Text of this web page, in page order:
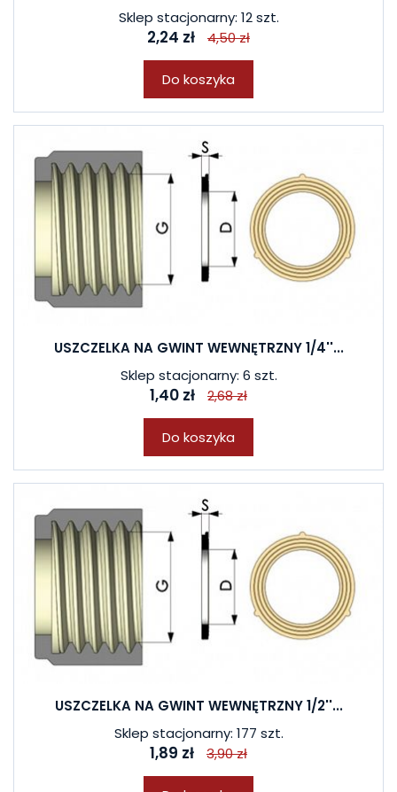
Sklep stacjonarny: 12 szt.
2,24 zł 4,50 zł
Do koszyka
USZCZELKA NA GWINT WEWNĘTRZNY 1/4''...
Sklep stacjonarny: 6 szt.
1,40 zł 2,68 zł
Do koszyka
USZCZELKA NA GWINT WEWNĘTRZNY 1/2''...
Sklep stacjonarny: 177 szt.
1,89 zł 3,90 zł